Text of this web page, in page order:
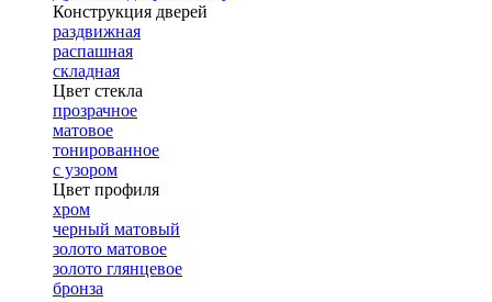
Конструкция дверей
раздвижная
распашная
складная
Цвет стекла
прозрачное
матовое
тонированное
с узором
Цвет профиля
хром
черный матовый
золото матовое
золото глянцевое
бронза